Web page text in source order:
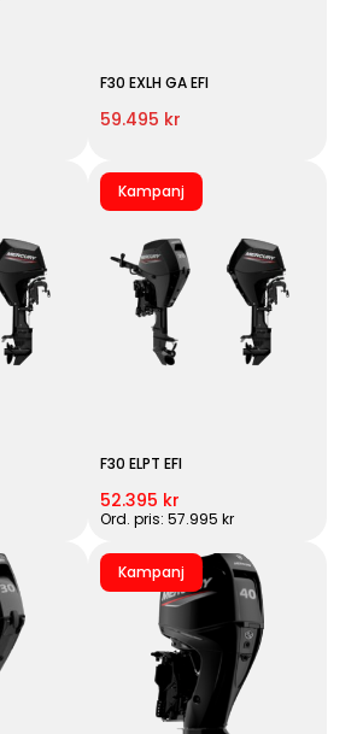
F30 EXLH GA EFI
59.495 kr
Kampanj
F30 ELPT EFI
52.395 kr
Ord. pris: 57.995 kr
Kampanj